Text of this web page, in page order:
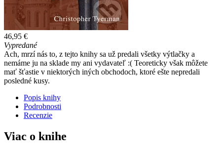
46,95 €
Vypredané
Ach, mrzí nás to, z tejto knihy sa už predali všetky výtlačky a
nemáme ju na sklade my ani vydavateľ :( Teoreticky však môžete
mať šťastie v niektorých iných obchodoch, ktoré ešte nepredali
posledné kusy.
Popis knihy
Podrobnosti
Recenzie
Viac o knihe